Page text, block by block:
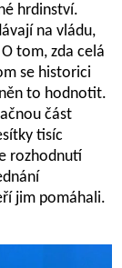
hrdinství.
na vládu,
tom, zda celá
se historici
to hodnotit.
část
tisíc
rozhodnutí
jim pomáhali.